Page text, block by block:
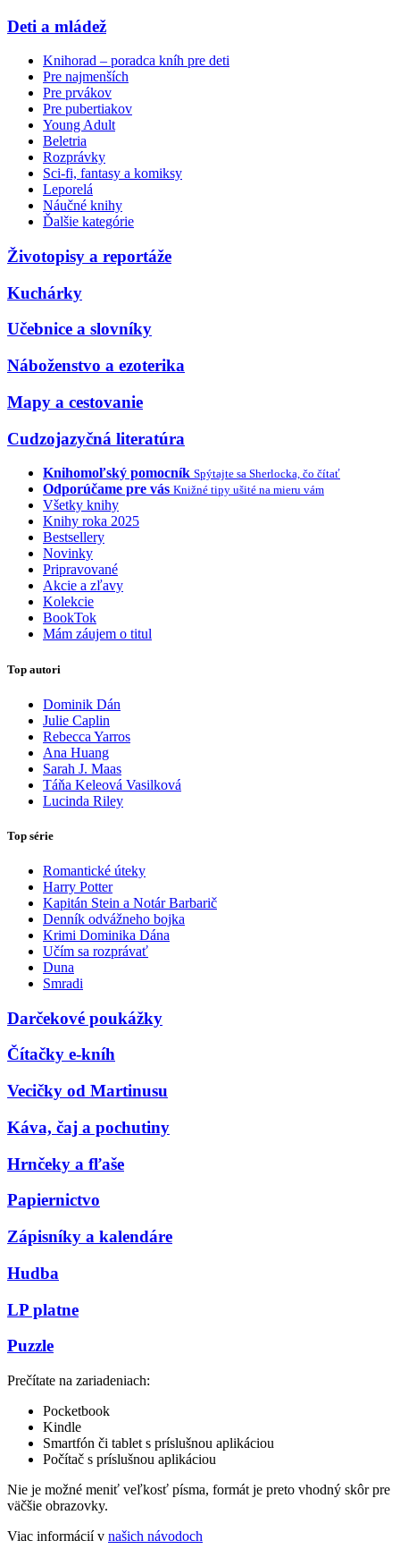
Deti a mládež
Knihorad – poradca kníh pre deti
Pre najmenších
Pre prvákov
Pre pubertiakov
Young Adult
Beletria
Rozprávky
Sci-fi, fantasy a komiksy
Leporelá
Náučné knihy
Ďalšie kategórie
Životopisy a reportáže
Kuchárky
Učebnice a slovníky
Náboženstvo a ezoterika
Mapy a cestovanie
Cudzojazyčná literatúra
Knihomoľský pomocník Spýtajte sa Sherlocka, čo čítať
Odporúčame pre vás Knižné tipy ušité na mieru vám
Všetky knihy
Knihy roka 2025
Bestsellery
Novinky
Pripravované
Akcie a zľavy
Kolekcie
BookTok
Mám záujem o titul
Top autori
Dominik Dán
Julie Caplin
Rebecca Yarros
Ana Huang
Sarah J. Maas
Táňa Keleová Vasilková
Lucinda Riley
Top série
Romantické úteky
Harry Potter
Kapitán Stein a Notár Barbarič
Denník odvážneho bojka
Krimi Dominika Dána
Učím sa rozprávať
Duna
Smradi
Darčekové poukážky
Čítačky e-kníh
Vecičky od Martinusu
Káva, čaj a pochutiny
Hrnčeky a fľaše
Papiernictvo
Zápisníky a kalendáre
Hudba
LP platne
Puzzle
Prečítate na zariadeniach:
Pocketbook
Kindle
Smartfón či tablet s príslušnou aplikáciou
Počítač s príslušnou aplikáciou
Nie je možné meniť veľkosť písma, formát je preto vhodný skôr pre
väčšie obrazovky.
Viac informácií v našich návodoch